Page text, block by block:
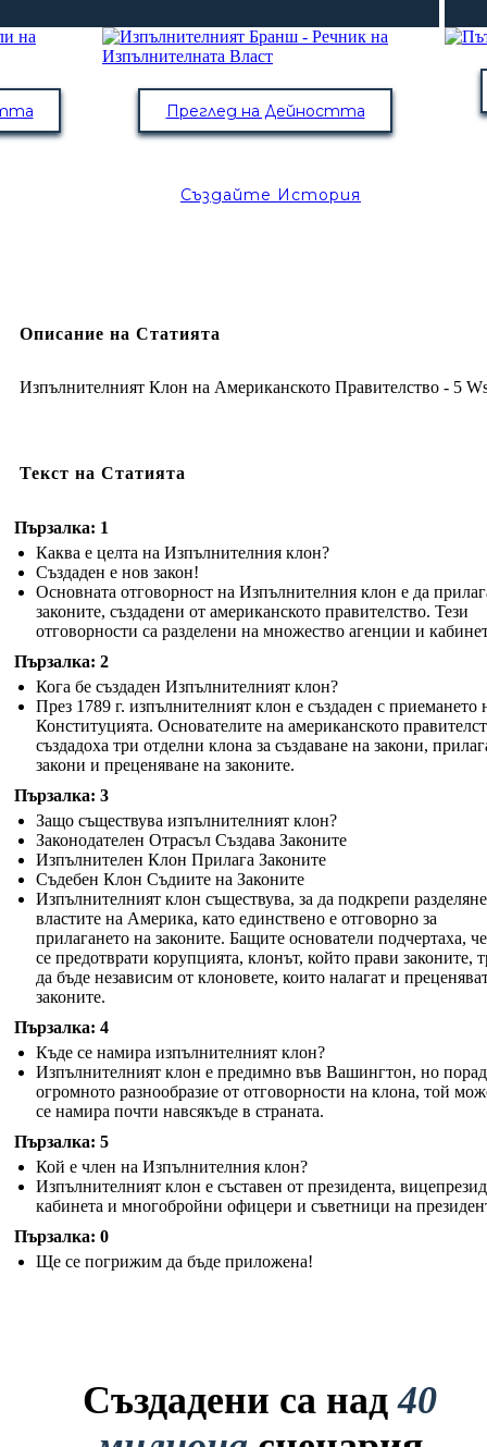
Преглед на Дейността
Създайте История
Описание на Статията
Изпълнителният Клон на Американското Правителство - 5
Текст на Статията
Пързалка: 1
Каква е целта на Изпълнителния клон?
Създаден е нов закон!
Основната отговорност на Изпълнителния клон е да
законите, създадени от американското правителство. Тези
отговорности са разделени на множество агенции и
Пързалка: 2
Кога бе създаден Изпълнителният клон?
През 1789 г. изпълнителният клон е създаден с приемането
Конституцията. Основателите на американското
създадоха три отделни клона за създаване на закони,
закони и преценяване на законите.
Пързалка: 3
Защо съществува изпълнителният клон?
Законодателен Отрасъл Създава Законите
Изпълнителен Клон Прилага Законите
Съдебен Клон Съдиите на Законите
Изпълнителният клон съществува, за да подкрепи
властите на Америка, като единствено е отговорно за
прилагането на законите. Бащите основатели подчертаха,
се предотврати корупцията, клонът, който прави законите,
да бъде независим от клоновете, които налагат и
законите.
Пързалка: 4
Къде се намира изпълнителният клон?
Изпълнителният клон е предимно във Вашингтон, но
огромното разнообразие от отговорности на клона, той
се намира почти навсякъде в страната.
Пързалка: 5
Кой е член на Изпълнителния клон?
Изпълнителният клон е съставен от президента,
кабинета и многобройни офицери и съветници на
Пързалка: 0
Ще се погрижим да бъде приложена!
Създадени са над40